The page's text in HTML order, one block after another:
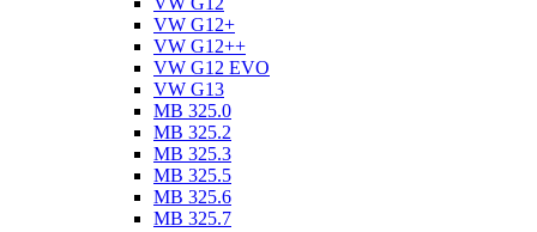
VW G12+
VW G12++
VW G12 EVO
VW G13
MB 325.0
MB 325.2
MB 325.3
MB 325.5
MB 325.6
MB 325.7